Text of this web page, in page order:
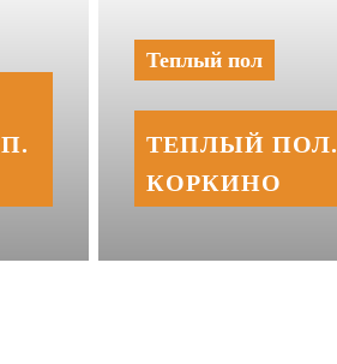
Теплый пол
ТЕПЛЫЙ ПОЛ.
КОРКИНО